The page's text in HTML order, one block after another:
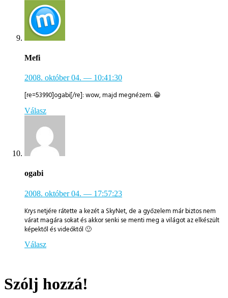
Mefi
2008. október 04. — 10:41:30
[re=53990]ogabi[/re]: wow, majd megnézem. 😀
Válasz
ogabi
2008. október 04. — 17:57:23
Krys netjére rátette a kezét a SkyNet, de a győzelem már biztos nem
várat magára sokat és akkor senki se menti meg a világot az elkészült
képektől és videóktól 🙂
Válasz
Szólj hozzá!